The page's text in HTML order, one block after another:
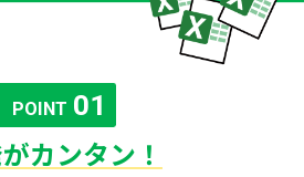
POINT 01
カンタン！